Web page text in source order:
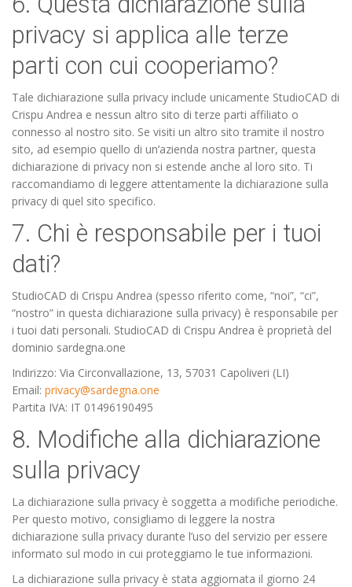
privacy si applica alle terze
parti con cui cooperiamo?
Tale dichiarazione sulla privacy include unicamente StudioCAD di
Crispu Andrea e nessun altro sito di terze parti affiliato o
connesso al nostro sito. Se visiti un altro sito tramite il nostro
sito, ad esempio quello di un’azienda nostra partner, questa
dichiarazione di privacy non si estende anche al loro sito. Ti
raccomandiamo di leggere attentamente la dichiarazione sulla
privacy di quel sito specifico.
7. Chi è responsabile per i tuoi
dati?
StudioCAD di Crispu Andrea (spesso riferito come, “noi”, “ci”,
“nostro” in questa dichiarazione sulla privacy) è responsabile per
i tuoi dati personali. StudioCAD di Crispu Andrea è proprietà del
dominio sardegna.one
Indirizzo: Via Circonvallazione, 13, 57031 Capoliveri (LI)
Email: privacy@sardegna.one
Partita IVA: IT 01496190495
8. Modifiche alla dichiarazione
sulla privacy
La dichiarazione sulla privacy è soggetta a modifiche periodiche.
Per questo motivo, consigliamo di leggere la nostra
dichiarazione sulla privacy durante l’uso del servizio per essere
informato sul modo in cui proteggiamo le tue informazioni.
La dichiarazione sulla privacy è stata aggiornata il giorno 24